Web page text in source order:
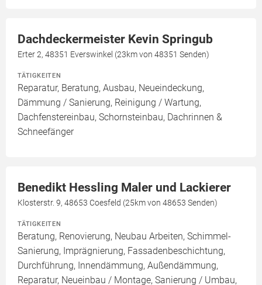
Dachdeckermeister Kevin Springub
Erter 2, 48351 Everswinkel (23km von 48351 Senden)
TÄTIGKEITEN
Reparatur, Beratung, Ausbau, Neueindeckung,
Dämmung / Sanierung, Reinigung / Wartung,
Dachfenstereinbau, Schornsteinbau, Dachrinnen &
Schneefänger
Benedikt Hessling Maler und Lackierer
Klosterstr. 9, 48653 Coesfeld (25km von 48653 Senden)
TÄTIGKEITEN
Beratung, Renovierung, Neubau Arbeiten, Schimmel-
Sanierung, Imprägnierung, Fassadenbeschichtung,
Durchführung, Innendämmung, Außendämmung,
Reparatur, Neueinbau / Montage, Sanierung / Umbau,